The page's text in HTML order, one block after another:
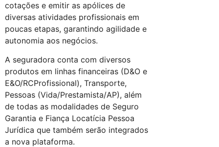
cotações e emitir as apólices de
diversas atividades profissionais em
poucas etapas, garantindo agilidade e
autonomia aos negócios.
A seguradora conta com diversos
produtos em linhas financeiras (D&O e
E&O/RCProfissional), Transporte,
Pessoas (Vida/Prestamista/AP), além
de todas as modalidades de Seguro
Garantia e Fiança Locatícia Pessoa
Jurídica que também serão integrados
a nova plataforma.